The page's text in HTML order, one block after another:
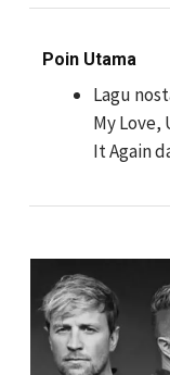
Poin Utama
Lagu
My Love,
It Again